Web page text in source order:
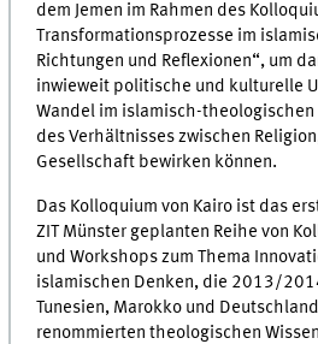
dem Jemen im Rahmen des
Transformationsprozesse im
Richtungen und Reflexionen“, um
inwieweit politische und kulturelle
Wandel im islamisch-
des Verhältnisses zwischen
Gesellschaft bewirken können.
Das Kolloquium von Kairo ist das
ZIT Münster geplanten Reihe von
und Workshops zum Thema
islamischen Denken, die 2013/
Tunesien, Marokko und
renommierten theologischen